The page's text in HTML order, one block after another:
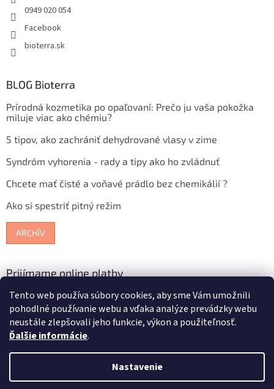
Tento web používa súbory cookies, aby sme Vám umožnili
pohodlné používanie webu a vďaka analýze prevádzky webu
neustále zlepšovali jeho funkcie, výkon a použiteľnosť.
Ďalšie informácie.
Nastavenie
0949 020 054
Facebook
bioterra.sk
BLOG Bioterra
Prírodná kozmetika po opaľovaní: Prečo ju vaša pokožka
miluje viac ako chémiu?
5 tipov, ako zachrániť dehydrované vlasy v zime
Syndróm vyhorenia - rady a tipy ako ho zvládnuť
Chcete mať čisté a voňavé prádlo bez chemikálií ?
Ako si spestriť pitný režim
ARCHÍV
Prijímame online platby